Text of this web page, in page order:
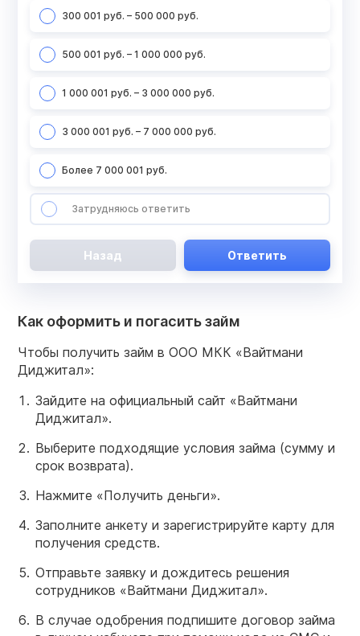
300 001 руб. – 500 000 руб.
500 001 руб. – 1 000 000 руб.
1 000 001 руб. – 3 000 000 руб.
3 000 001 руб. – 7 000 000 руб.
Более 7 000 001 руб.
Затрудняюсь ответить
Назад Ответить
Как оформить и погасить займ
Чтобы получить займ в ООО МКК «Вайтмани
Диджитал»:
Зайдите на официальный сайт «Вайтмани
Диджитал».
Выберите подходящие условия займа (сумму и
срок возврата).
Нажмите «Получить деньги».
Заполните анкету и зарегистрируйте карту для
получения средств.
Отправьте заявку и дождитесь решения
сотрудников «Вайтмани Диджитал».
В случае одобрения подпишите договор займа